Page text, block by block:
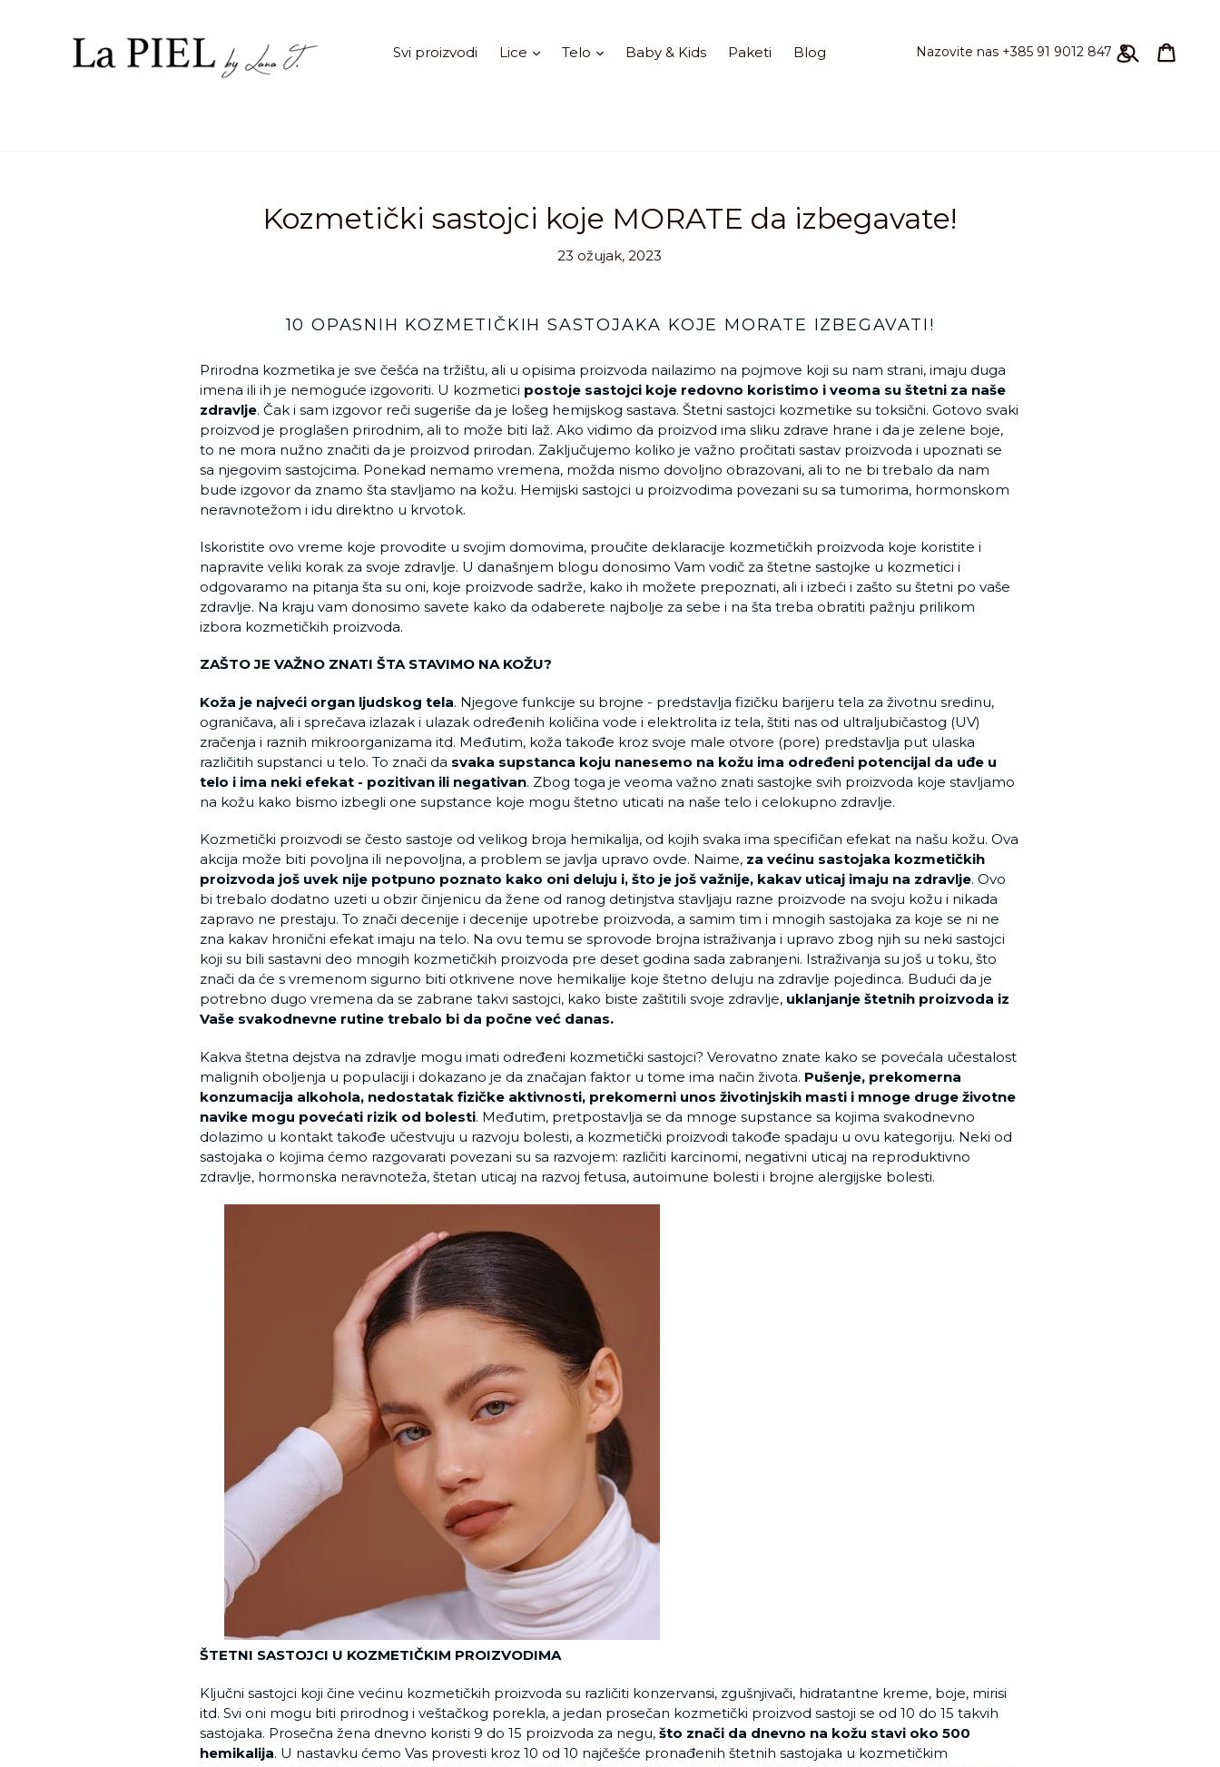
Svi proizvodi Lice Proširi
Telo ProširiBaby & Kids Paketi Blog Nazovite nas +385 91 9012 847 Pretraži
Prijavi se
Kozmetički sastojci koje MORATE da izbegavate!
23 ožujak, 2023
10 OPASNIH KOZMETIČKIH SASTOJAKA KOJE MORATE IZBEGAVATI!
Prirodna kozmetika je sve češća na tržištu, ali u opisima proizvoda nailazimo na pojmove koji su nam strani, imaju duga
imena ili ih je nemoguće izgovoriti. U kozmetici postoje sastojci koje redovno koristimo i veoma su štetni za naše
zdravlje. Čak i sam izgovor reči sugeriše da je lošeg hemijskog sastava. Štetni sastojci kozmetike su toksični. Gotovo svaki
proizvod je proglašen prirodnim, ali to može biti laž. Ako vidimo da proizvod ima sliku zdrave hrane i da je zelene boje,
to ne mora nužno značiti da je proizvod prirodan. Zaključujemo koliko je važno pročitati sastav proizvoda i upoznati se
sa njegovim sastojcima. Ponekad nemamo vremena, možda nismo dovoljno obrazovani, ali to ne bi trebalo da nam
bude izgovor da znamo šta stavljamo na kožu. Hemijski sastojci u proizvodima povezani su sa tumorima, hormonskom
neravnotežom i idu direktno u krvotok.
Iskoristite ovo vreme koje provodite u svojim domovima, proučite deklaracije kozmetičkih proizvoda koje koristite i
napravite veliki korak za svoje zdravlje. U današnjem blogu donosimo Vam vodič za štetne sastojke u kozmetici i
odgovaramo na pitanja šta su oni, koje proizvode sadrže, kako ih možete prepoznati, ali i izbeći i zašto su štetni po vaše
zdravlje. Na kraju vam donosimo savete kako da odaberete najbolje za sebe i na šta treba obratiti pažnju prilikom
izbora kozmetičkih proizvoda.
ZAŠTO JE VAŽNO ZNATI ŠTA STAVIMO NA KOŽU?
Koža je najveći organ ljudskog tela. Njegove funkcije su brojne - predstavlja fizičku barijeru tela za životnu sredinu,
ograničava, ali i sprečava izlazak i ulazak određenih količina vode i elektrolita iz tela, štiti nas od ultraljubičastog (UV)
zračenja i raznih mikroorganizama itd. Međutim, koža takođe kroz svoje male otvore (pore) predstavlja put ulaska
različitih supstanci u telo. To znači da svaka supstanca koju nanesemo na kožu ima određeni potencijal da uđe u
telo i ima neki efekat - pozitivan ili negativan. Zbog toga je veoma važno znati sastojke svih proizvoda koje stavljamo
na kožu kako bismo izbegli one supstance koje mogu štetno uticati na naše telo i celokupno zdravlje.
Kozmetički proizvodi se često sastoje od velikog broja hemikalija, od kojih svaka ima specifičan efekat na našu kožu. Ova
akcija može biti povoljna ili nepovoljna, a problem se javlja upravo ovde. Naime, za većinu sastojaka kozmetičkih
proizvoda još uvek nije potpuno poznato kako oni deluju i, što je još važnije, kakav uticaj imaju na zdravlje. Ovo
bi trebalo dodatno uzeti u obzir činjenicu da žene od ranog detinjstva stavljaju razne proizvode na svoju kožu i nikada
zapravo ne prestaju. To znači decenije i decenije upotrebe proizvoda, a samim tim i mnogih sastojaka za koje se ni ne
zna kakav hronični efekat imaju na telo. Na ovu temu se sprovode brojna istraživanja i upravo zbog njih su neki sastojci
koji su bili sastavni deo mnogih kozmetičkih proizvoda pre deset godina sada zabranjeni. Istraživanja su još u toku, što
znači da će s vremenom sigurno biti otkrivene nove hemikalije koje štetno deluju na zdravlje pojedinca. Budući da je
potrebno dugo vremena da se zabrane takvi sastojci, kako biste zaštitili svoje zdravlje, uklanjanje štetnih proizvoda iz
Vaše svakodnevne rutine trebalo bi da počne već danas.
Kakva štetna dejstva na zdravlje mogu imati određeni kozmetički sastojci? Verovatno znate kako se povećala učestalost
malignih oboljenja u populaciji i dokazano je da značajan faktor u tome ima način života. Pušenje, prekomerna
konzumacija alkohola, nedostatak fizičke aktivnosti, prekomerni unos životinjskih masti i mnoge druge životne
navike mogu povećati rizik od bolesti. Međutim, pretpostavlja se da mnoge supstance sa kojima svakodnevno
dolazimo u kontakt takođe učestvuju u razvoju bolesti, a kozmetički proizvodi takođe spadaju u ovu kategoriju. Neki od
sastojaka o kojima ćemo razgovarati povezani su sa razvojem: različiti karcinomi, negativni uticaj na reproduktivno
zdravlje, hormonska neravnoteža, štetan uticaj na razvoj fetusa, autoimune bolesti i brojne alergijske bolesti.
ŠTETNI SASTOJCI U KOZMETIČKIM PROIZVODIMA
Ključni sastojci koji čine većinu kozmetičkih proizvoda su različiti konzervansi, zgušnjivači, hidratantne kreme, boje, mirisi
itd. Svi oni mogu biti prirodnog i veštačkog porekla, a jedan prosečan kozmetički proizvod sastoji se od 10 do 15 takvih
sastojaka. Prosečna žena dnevno koristi 9 do 15 proizvoda za negu,što znači da dnevno na kožu stavi oko 500
hemikalija. U nastavku ćemo Vas provesti kroz 10 od 10 najčešće pronađenih štetnih sastojaka u kozmetičkim